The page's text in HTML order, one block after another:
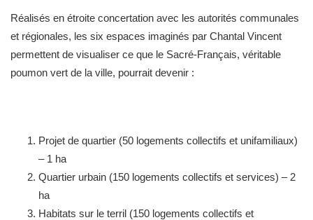
Réalisés en étroite concertation avec les autorités communales
et régionales, les six espaces imaginés par Chantal Vincent
permettent de visualiser ce que le Sacré-Français, véritable
poumon vert de la ville, pourrait devenir :
Projet de quartier (50 logements collectifs et unifamiliaux)
– 1 ha
Quartier urbain (150 logements collectifs et services) – 2
ha
Habitats sur le terril (150 logements collectifs et